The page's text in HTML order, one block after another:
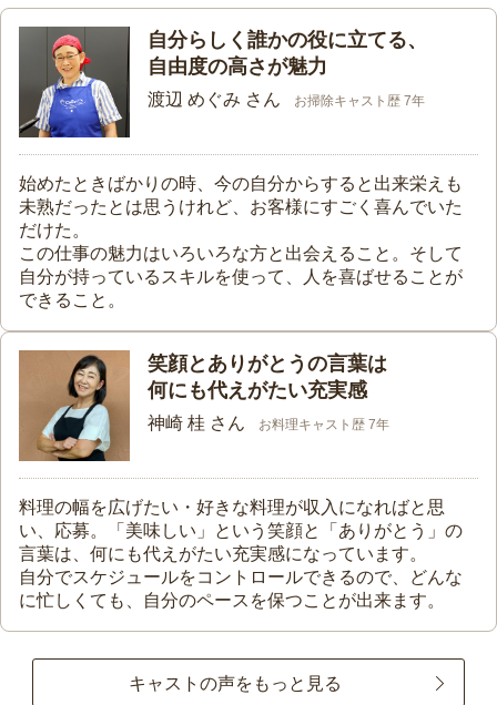
自分らしく誰かの役に立てる、
自由度の高さが魅力
渡辺 めぐみ さん お掃除キャスト歴 7年
始めたときばかりの時、今の自分からすると出来栄えも
未熟だったとは思うけれど、お客様にすごく喜んでいた
だけた。
この仕事の魅力はいろいろな方と出会えること。そして
自分が持っているスキルを使って、人を喜ばせることが
できること。
笑顔とありがとうの言葉は
何にも代えがたい充実感
神崎 桂 さん お料理キャスト歴 7年
料理の幅を広げたい・好きな料理が収入になればと思
い、応募。「美味しい」という笑顔と「ありがとう」の
言葉は、何にも代えがたい充実感になっています。
自分でスケジュールをコントロールできるので、どんな
に忙しくても、自分のペースを保つことが出来ます。
キャストの声をもっと見る